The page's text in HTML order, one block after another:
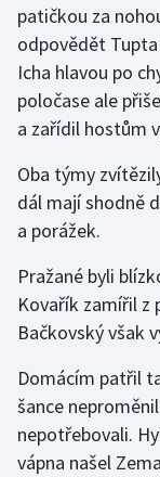
patičkou za
odpovědět
Icha hlavou po
poločase ale
a zařídil hostům
Oba týmy
dál mají shodně
a porážek.
Pražané byli
Kovařík zamířil z
Bačkovský však
Domácím patřil
šance
nepotřebovali.
vápna našel